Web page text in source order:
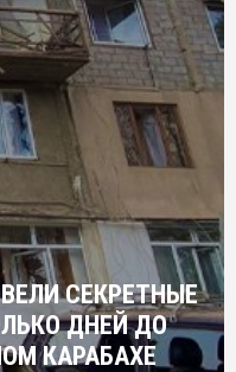
СЕКРЕТНЫЕ
ДНЕЙ ДО
КАРАБАХЕ